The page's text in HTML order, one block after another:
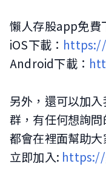
懶人存股app免費
iOS下載：
Android下載：
另外，還可以加
群，有任何想詢
都會在裡面幫助大
立即加入: https://